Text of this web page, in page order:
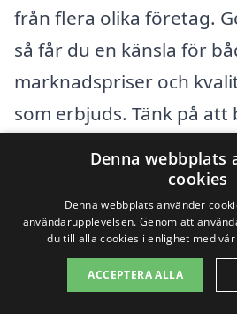
från flera olika företag.
så får du en känsla för
marknadspriser och
som erbjuds. Tänk på att
och referenser för att
väljer ett pålitligt företag.
Genom att ta hänsyn till
kan du bättre förbereda
Denna webbplats
cookies
Denna webbplats använder
användarupplevelsen. Genom att
du till alla cookies i enlighet med
ACCEPTERA ALLA